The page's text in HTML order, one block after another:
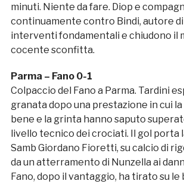
minuti. Niente da fare. Diop e
continuamente contro Bindi, autore
interventi fondamentali e chiudono il
cocente sconfitta.
Parma – Fano 0-1
Colpaccio del Fano a Parma. Tardini
granata dopo una prestazione in cui
bene e la grinta hanno saputo
livello tecnico dei crociati. Il gol porta
Samb Giordano Fioretti, su calcio di
da un atterramento di Nunzella ai
Fano, dopo il vantaggio, ha tirato su